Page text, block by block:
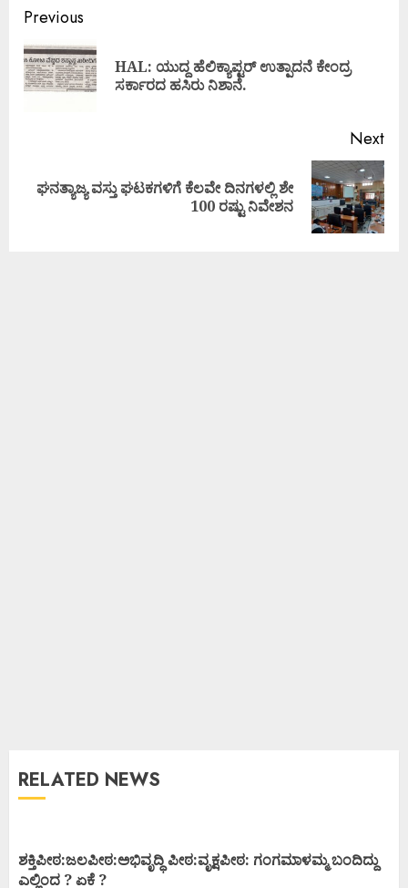
Previous
HAL: ಯುದ್ದ ಹೆಲಿಕ್ಯಾಪ್ಟರ್ ಉತ್ಪಾದನೆ ಕೇಂದ್ರ
ಸರ್ಕಾರದ ಹಸಿರು ನಿಶಾನೆ.
Next
ಘನತ್ಯಾಜ್ಯ ವಸ್ತು ಘಟಕಗಳಿಗೆ ಕೆಲವೇ ದಿನಗಳಲ್ಲಿ ಶೇ
100 ರಷ್ಟು ನಿವೇಶನ
RELATED NEWS
ಶಕ್ತಿಪೀಠ:ಜಲಪೀಠ:ಅಭಿವೃದ್ಧಿ ಪೀಠ:ವೃಕ್ಷಪೀಠ: ಗಂಗಮಾಳಮ್ಮ ಬಂದಿದ್ದು
ಎಲ್ಲಿಂದ ? ಏಕೆ ?